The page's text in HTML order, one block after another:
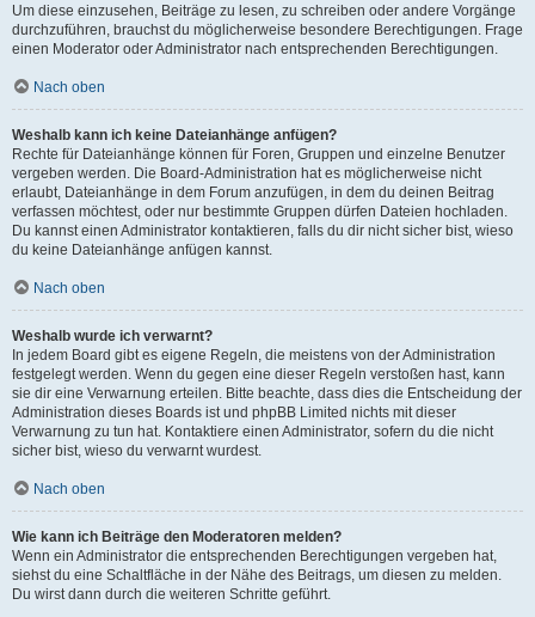
Um diese einzusehen, Beiträge zu lesen, zu schreiben oder andere Vorgänge
durchzuführen, brauchst du möglicherweise besondere Berechtigungen. Frage
einen Moderator oder Administrator nach entsprechenden Berechtigungen.
Nach oben
Weshalb kann ich keine Dateianhänge anfügen?
Rechte für Dateianhänge können für Foren, Gruppen und einzelne Benutzer
vergeben werden. Die Board-Administration hat es möglicherweise nicht
erlaubt, Dateianhänge in dem Forum anzufügen, in dem du deinen Beitrag
verfassen möchtest, oder nur bestimmte Gruppen dürfen Dateien hochladen.
Du kannst einen Administrator kontaktieren, falls du dir nicht sicher bist, wieso
du keine Dateianhänge anfügen kannst.
Nach oben
Weshalb wurde ich verwarnt?
In jedem Board gibt es eigene Regeln, die meistens von der Administration
festgelegt werden. Wenn du gegen eine dieser Regeln verstoßen hast, kann
sie dir eine Verwarnung erteilen. Bitte beachte, dass dies die Entscheidung der
Administration dieses Boards ist und phpBB Limited nichts mit dieser
Verwarnung zu tun hat. Kontaktiere einen Administrator, sofern du die nicht
sicher bist, wieso du verwarnt wurdest.
Nach oben
Wie kann ich Beiträge den Moderatoren melden?
Wenn ein Administrator die entsprechenden Berechtigungen vergeben hat,
siehst du eine Schaltfläche in der Nähe des Beitrags, um diesen zu melden.
Du wirst dann durch die weiteren Schritte geführt.